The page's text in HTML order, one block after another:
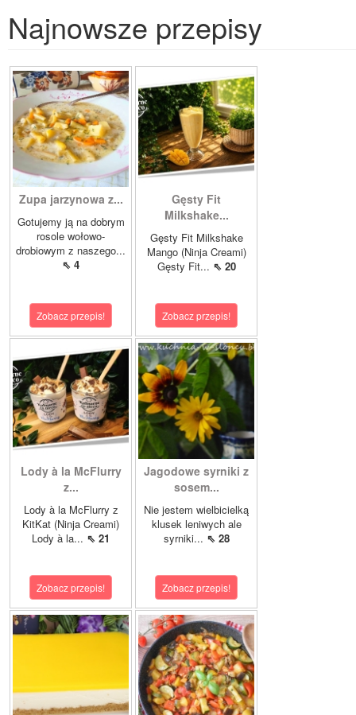
Najnowsze przepisy
Zupa jarzynowa z...
Gotujemy ją na dobrym
rosole wołowo-
drobiowym z naszego...
⇖ 4
Zobacz przepis!
Gęsty Fit
Milkshake...
Gęsty Fit Milkshake
Mango (Ninja Creami)
Gęsty Fit... ⇖ 20
Zobacz przepis!
Lody à la McFlurry
z...
Lody à la McFlurry z
KitKat (Ninja Creami)
Lody à la... ⇖ 21
Zobacz przepis!
Jagodowe syrniki z
sosem...
Nie jestem wielbicielką
klusek leniwych ale
syrniki... ⇖ 28
Zobacz przepis!